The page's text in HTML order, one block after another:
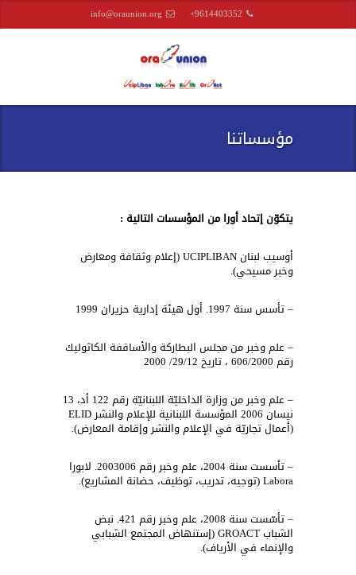
info@oraunion.org +9614403352
مؤسساتنا
يتكوّن إتحاد أورا من المؤسسات التالية :
أوسيب لبنان UCIPLIBAN (إعلام وثقافة ومعارض
وخبر مسيحي).
– تأسس سنة 1997. أول هيئة إدارية حزيران 1999
– علم وخبر من مجلس البطاركة والأساقفة الكاثوليك
رقم 606/2000 ، تاريخ 29/12/ 2000
– علم وخبر من وزارة الداخليّة اللبنانيّة رقم 122 أد، 13
نيسان 2006 المؤسسة اللبنانية للإعلام والنشر ELID
(أعمال تجاريّة في الإعلام والنشر وإقامة المعارض).
– تأسست سنة 2004، علم وخبر رقم 2003006. لابورا
Labora (توجيه، تدريب، توظيف، حضانة المشاريع).
– تأسّست سنة 2008، علم وخبر رقم 421. نبض
الشباب GROACT (إستنهاض المجتمع الشبابي
والإنماء في الأرياف).